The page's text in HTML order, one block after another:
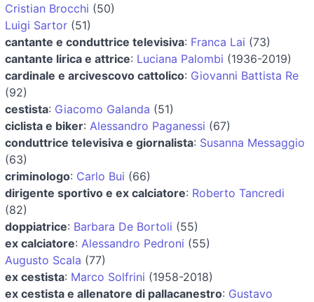
Cristian Brocchi (50)
Luigi Sartor (51)
cantante e conduttrice televisiva: Franca Lai (73)
cantante lirica e attrice: Luciana Palombi (1936-2019)
cardinale e arcivescovo cattolico: Giovanni Battista Re
(92)
cestista: Giacomo Galanda (51)
ciclista e biker: Alessandro Paganessi (67)
conduttrice televisiva e giornalista: Susanna Messaggio
(63)
criminologo: Carlo Bui (66)
dirigente sportivo e ex calciatore: Roberto Tancredi
(82)
doppiatrice: Barbara De Bortoli (55)
ex calciatore: Alessandro Pedroni (55)
Augusto Scala (77)
ex cestista: Marco Solfrini (1958-2018)
ex cestista e allenatore di pallacanestro: Gustavo